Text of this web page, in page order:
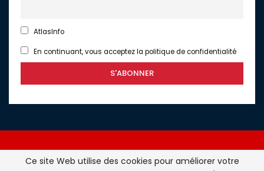
AtlasInfo
En continuant, vous acceptez la politique de confidentialité
Ce site Web utilise des cookies pour améliorer votre